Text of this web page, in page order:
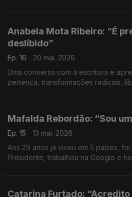
Anabela Mota Ribeiro: “É
deslíbido”
Ep. 16
20 mai. 2026
Uma conversa com a escritora e
pertença, transformações radicais,
Mafalda Rebordão: “Sou
Ep. 15
13 mai. 2026
Aos 29 anos já viveu em 5 países,
Presidente, trabalhou na Google e
Catarina Furtado: